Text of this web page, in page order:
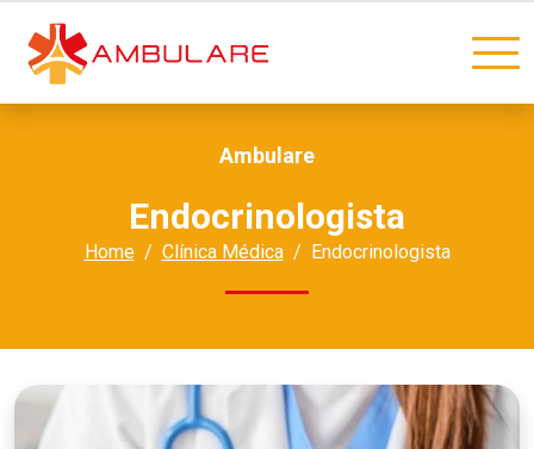
Ambulare
Endocrinologista
Home Clínica Médica Endocrinologista